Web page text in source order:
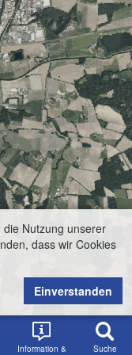
Information &
Suche
Nutzung unserer
dass wir Cookies
Einverstanden